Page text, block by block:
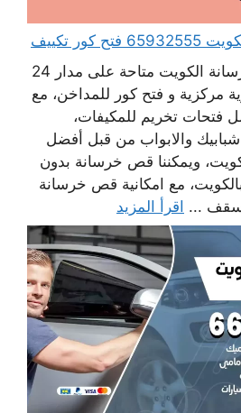
تكييف
خدمات شركة قص خرسانة الكويت متاحة على مدار 24
مركزية و فتح كور للمداخن، مع
فتحات تخريم للمكيفات،
والابواب من قبل أفضل
ويمكننا قص خرسانة بدون
مع امكانية قص خرسانة
... اقرأ المزيد